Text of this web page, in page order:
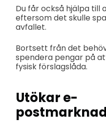
Du får också hjälpa till
eftersom det skulle
avfallet.
Bortsett från det
spendera pengar på
fysisk förslagslåda.
Utökar e-